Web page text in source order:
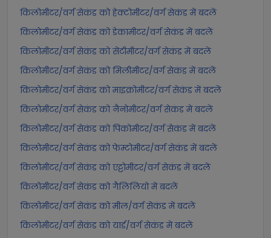
किलोमीटर/वर्ग सेकंड को हेक्टोमीटर/वर्ग सेकंड में बदलें
किलोमीटर/वर्ग सेकंड को डेकामीटर/वर्ग सेकंड में बदलें
किलोमीटर/वर्ग सेकंड को सेंटीमीटर/वर्ग सेकंड में बदलें
किलोमीटर/वर्ग सेकंड को मिलीमीटर/वर्ग सेकंड में बदलें
किलोमीटर/वर्ग सेकंड को माइक्रोमीटर/वर्ग सेकंड में बदलें
किलोमीटर/वर्ग सेकंड को नैनोमीटर/वर्ग सेकंड में बदलें
किलोमीटर/वर्ग सेकंड को पिकोमीटर/वर्ग सेकंड में बदलें
किलोमीटर/वर्ग सेकंड को फेम्टोमीटर/वर्ग सेकंड में बदलें
किलोमीटर/वर्ग सेकंड को एट्टोमीटर/वर्ग सेकंड में बदलें
किलोमीटर/वर्ग सेकंड को गैलिलियो में बदलें
किलोमीटर/वर्ग सेकंड को मील/वर्ग सेकंड में बदलें
किलोमीटर/वर्ग सेकंड को यार्ड/वर्ग सेकंड में बदलें